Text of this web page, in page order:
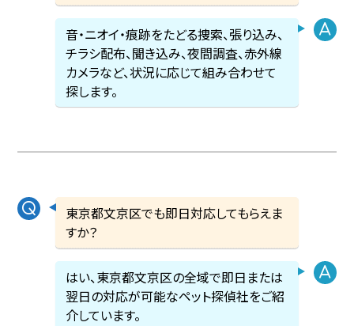
音・ニオイ・痕跡をたどる捜索、張り込み、
チラシ配布、聞き込み、夜間調査、赤外線
カメラなど、状況に応じて組み合わせて
探します。
東京都文京区でも即日対応してもらえま
すか？
はい、東京都文京区の全域で即日または
翌日の対応が可能なペット探偵社をご紹
介しています。